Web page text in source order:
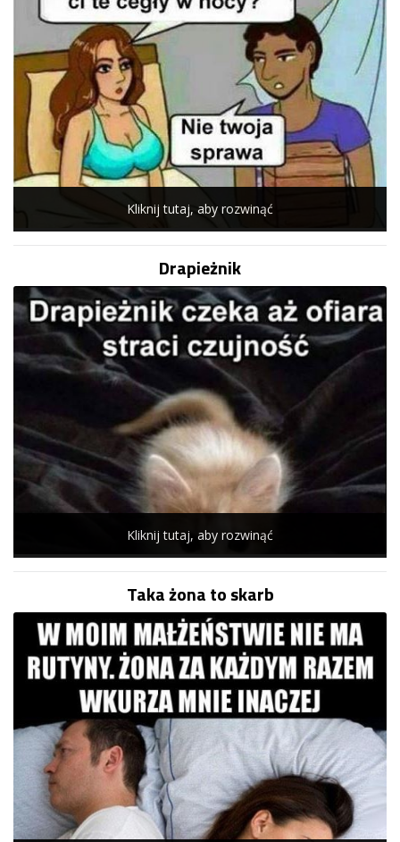
Kliknij tutaj, aby rozwinąć
Drapieżnik
Kliknij tutaj, aby rozwinąć
Taka żona to skarb